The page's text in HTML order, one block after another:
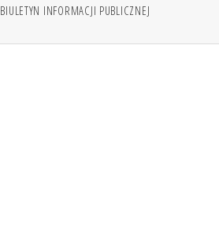
BIULETYN INFORMACJI PUBLICZNEJ